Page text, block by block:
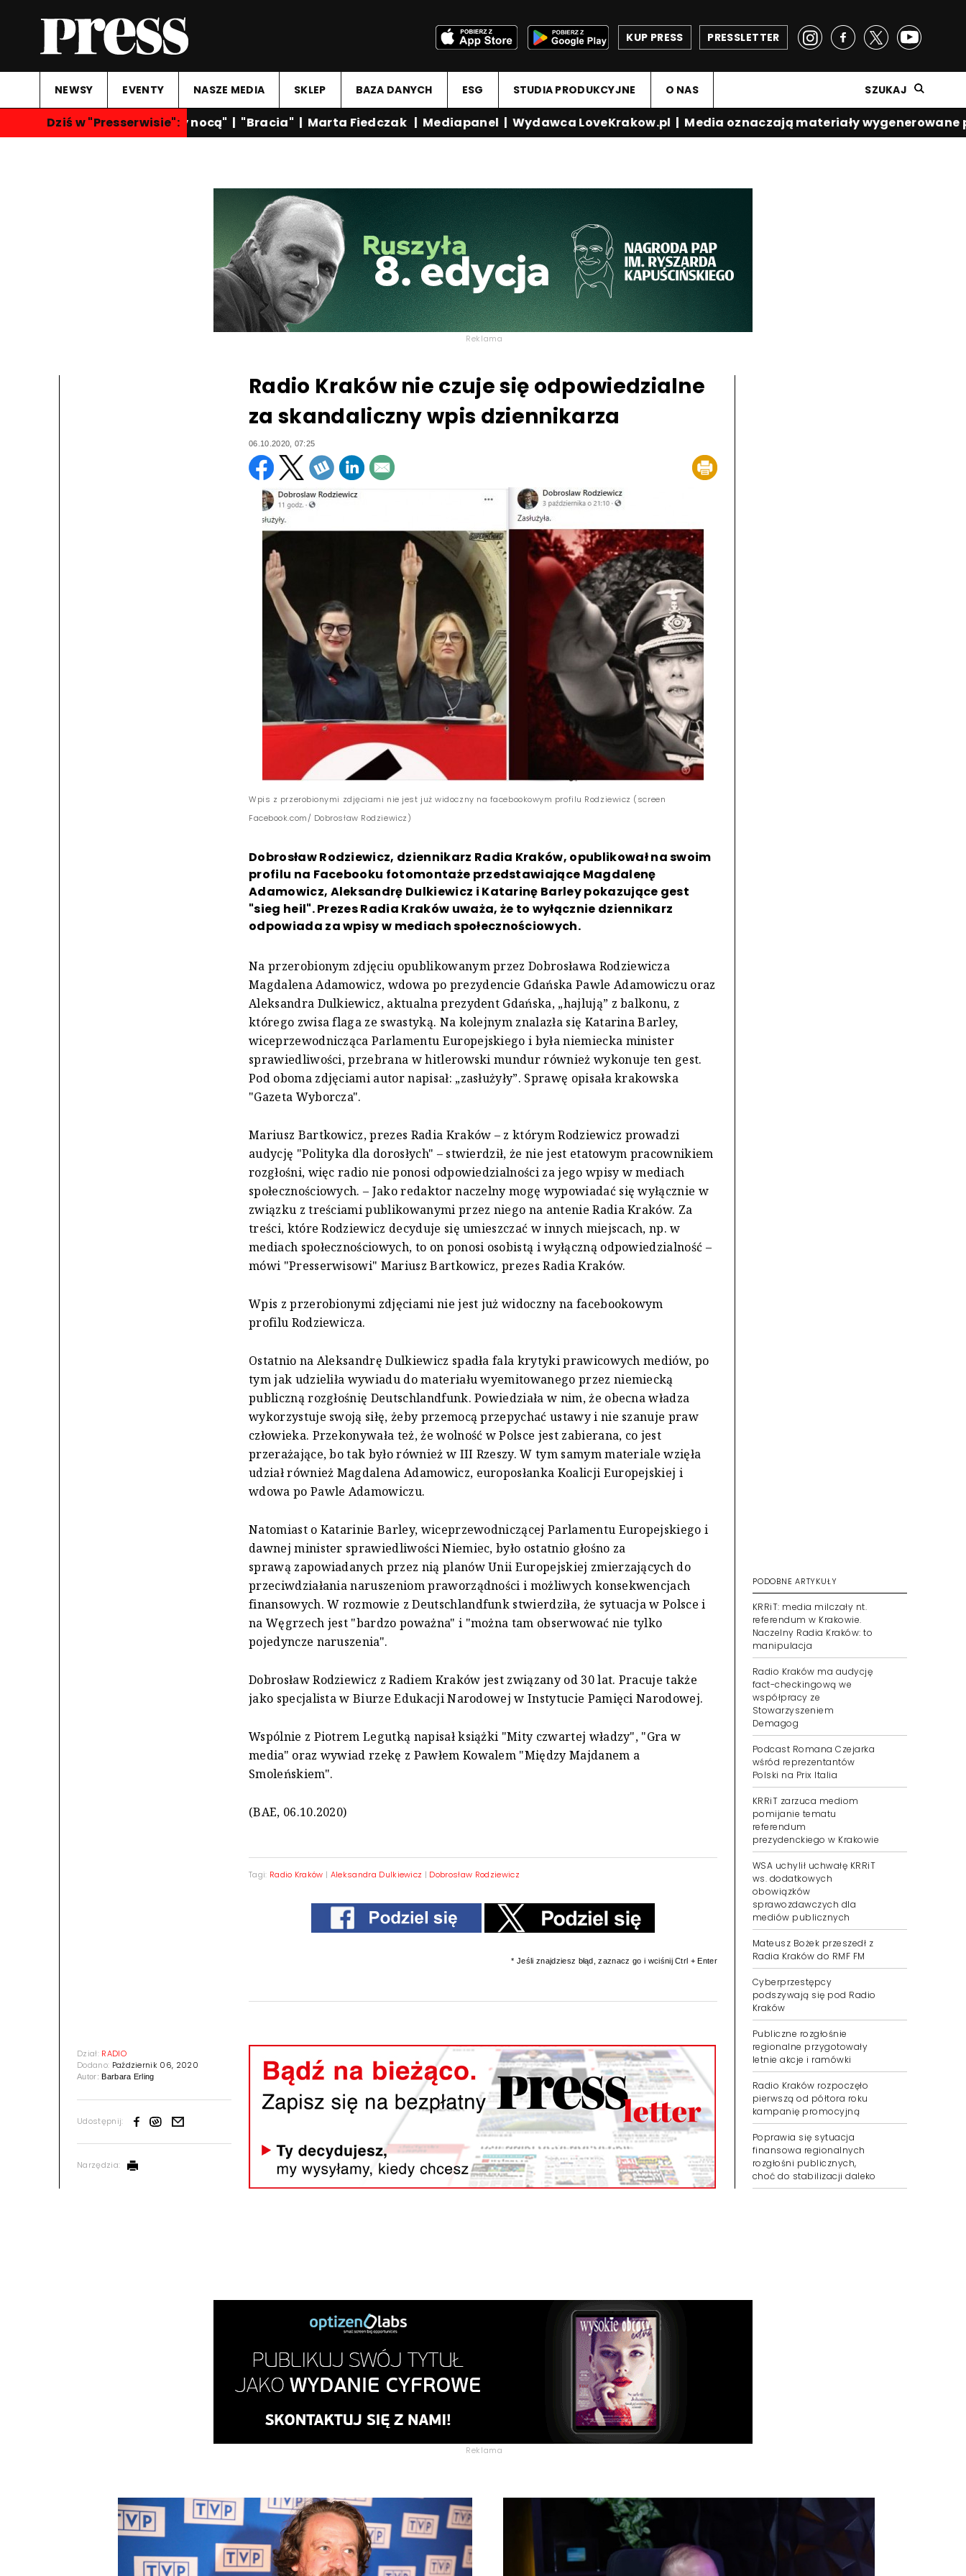
PRESSLETTER
KUP PRESS
NEWSY EVENTY NASZE MEDIA SKLEP BAZA DANYCH ESG STUDIA PRODUKCYJNE O NAS SZUKAJ
Dziś w "Presserwisie":
"Rozmowy nocą"|"Bracia"|Marta Fiedczak|Mediapanel |Wydawca LoveKrakow.pl|Media oznaczają materiały wygenerowane
Reklama
Dział: RADIO
Dodano: Październik 06, 2020
Autor:Barbara Erling
Udostępnij:
Narzędzia:
Radio Kraków nie czuje się odpowiedzialne
za skandaliczny wpis dziennikarza
06.10.2020, 07:25
Wpis z przerobionymi zdjęciami nie jest już widoczny na facebookowym profilu Rodziewicz (screen
Facebook.com/ Dobrosław Rodziewicz)
Dobrosław Rodziewicz, dziennikarz Radia Kraków, opublikował na swoim
profilu na Facebooku fotomontaże przedstawiające Magdalenę
Adamowicz, Aleksandrę Dulkiewicz i Katarinę Barley pokazujące gest
"sieg heil". Prezes Radia Kraków uważa, że to wyłącznie dziennikarz
odpowiada za wpisy w mediach społecznościowych.
Na przerobionym zdjęciu opublikowanym przez Dobrosława Rodziewicza
Magdalena Adamowicz, wdowa po prezydencie Gdańska Pawle Adamowiczu oraz
Aleksandra Dulkiewicz, aktualna prezydent Gdańska, „hajlują” z balkonu, z
którego zwisa flaga ze swastyką. Na kolejnym znalazła się Katarina Barley,
wiceprzewodnicząca Parlamentu Europejskiego i była niemiecka minister
sprawiedliwości, przebrana w hitlerowski mundur również wykonuje ten gest.
Pod oboma zdjęciami autor napisał: „zasłużyły”. Sprawę opisała krakowska
"Gazeta Wyborcza".
Mariusz Bartkowicz, prezes Radia Kraków – z którym Rodziewicz prowadzi
audycję "Polityka dla dorosłych" – stwierdził, że nie jest etatowym pracownikiem
rozgłośni, więc radio nie ponosi odpowiedzialności za jego wpisy w mediach
społecznościowych. – Jako redaktor naczelny mogę wypowiadać się wyłącznie w
związku z treściami publikowanymi przez niego na antenie Radia Kraków. Za
treści, które Rodziewicz decyduje się umieszczać w innych miejscach, np. w
mediach społecznościowych, to on ponosi osobistą i wyłączną odpowiedzialność –
mówi "Presserwisowi" Mariusz Bartkowicz, prezes Radia Kraków.
Wpis z przerobionymi zdjęciami nie jest już widoczny na facebookowym
profilu Rodziewicza.
Ostatnio na Aleksandrę Dulkiewicz spadła fala krytyki prawicowych mediów, po
tym jak udzieliła wywiadu do materiału wyemitowanego przez niemiecką
publiczną rozgłośnię Deutschlandfunk. Powiedziała w nim, że obecna władza
wykorzystuje swoją siłę, żeby przemocą przepychać ustawy i nie szanuje praw
człowieka. Przekonywała też, że wolność w Polsce jest zabierana, co jest
przerażające, bo tak było również w III Rzeszy. W tym samym materiale wzięła
udział również Magdalena Adamowicz, europosłanka Koalicji Europejskiej i
wdowa po Pawle Adamowiczu.
Natomiast o Katarinie Barley, wiceprzewodniczącej Parlamentu Europejskiego i
dawnej minister sprawiedliwości Niemiec, było ostatnio głośno za
sprawą zapowiadanych przez nią planów Unii Europejskiej zmierzających do
przeciwdziałania naruszeniom praworządności i możliwych konsekwencjach
finansowych. W rozmowie z Deutschlandfunk stwierdziła, że sytuacja w Polsce i
na Węgrzech jest "bardzo poważna" i "można tam obserwować nie tylko
pojedyncze naruszenia".
Dobrosław Rodziewicz z Radiem Kraków jest związany od 30 lat. Pracuje także
jako specjalista w Biurze Edukacji Narodowej w Instytucie Pamięci Narodowej.
Wspólnie z Piotrem Legutką napisał książki "Mity czwartej władzy", "Gra w
media" oraz wywiad rzekę z Pawłem Kowalem "Między Majdanem a
Smoleńskiem".
(BAE, 06.10.2020)
Tagi: Radio Kraków | Aleksandra Dulkiewicz | Dobrosław Rodziewicz
* Jeśli znajdziesz błąd, zaznacz go i wciśnij Ctrl + Enter
PODOBNE ARTYKUŁY
KRRiT: media milczały nt.
referendum w Krakowie.
Naczelny Radia Kraków: to
manipulacja
Radio Kraków ma audycję
fact-checkingową we
współpracy ze
Stowarzyszeniem
Demagog
Podcast Romana Czejarka
wśród reprezentantów
Polski na Prix Italia
KRRiT zarzuca mediom
pomijanie tematu
referendum
prezydenckiego w Krakowie
WSA uchylił uchwałę KRRiT
ws. dodatkowych
obowiązków
sprawozdawczych dla
mediów publicznych
Mateusz Bożek przeszedł z
Radia Kraków do RMF FM
Cyberprzestępcy
podszywają się pod Radio
Kraków
Publiczne rozgłośnie
regionalne przygotowały
letnie akcje i ramówki
Radio Kraków rozpoczęło
pierwszą od półtora roku
kampanię promocyjną
Poprawia się sytuacja
finansowa regionalnych
rozgłośni publicznych,
choć do stabilizacji daleko
Reklama